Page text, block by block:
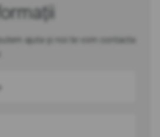
ajuta și noi te vom contacta